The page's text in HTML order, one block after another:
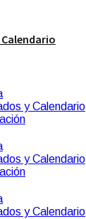
y Calendario
y Calendario
y Calendario